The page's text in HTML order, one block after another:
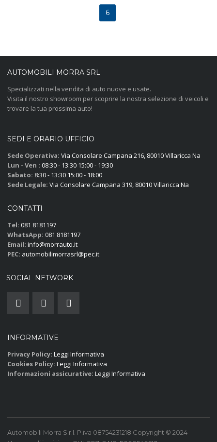
6
AUTOMOBILI MORRA SRL
Specializzati nella vendita di auto nuove e usate.
Visita il nostro showroom per scoprire la nostra selezione di veicoli e
trovare la tua prossima auto!
SEDI E ORARIO UFFICIO
Sede Operativa: Via Consolare Campana 216, 80010 Villaricca Na
Lun - Ven : 08:30 - 13:30 15:00 - 19:30
Sabato: 8:30 - 13:30 15:00 - 18:00
Sede Legale: Via Consolare Campana 319, 80010 Villaricca Na
CONTATTI
Tel: 081 8181197
WhatsApp: 081 8181197
Email: info@morrauto.it
PEC: automobilimorrasrl@pec.it
SOCIAL NETWORK
INFORMATIVE
Privacy Policy: Leggi Informativa
Cookies Policy: Leggi Informativa
Informazioni assicurative: Leggi Informativa
Automobili Morra S.r.l. P.iva 08754231218 Copyright © 2024